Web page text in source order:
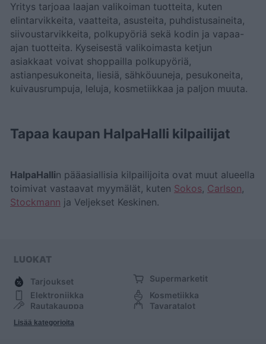
Yritys tarjoaa laajan valikoiman tuotteita, kuten
elintarvikkeita, vaatteita, asusteita, puhdistusaineita,
siivoustarvikkeita, polkupyöriä sekä kodin ja vapaa-
ajan tuotteita. Kyseisestä valikoimasta ketjun
asiakkaat voivat shoppailla polkupyöriä,
astianpesukoneita, liesiä, sähköuuneja, pesukoneita,
kuivausrumpuja, leluja, kosmetiikkaa ja paljon muuta.
Tapaa kaupan HalpaHalli kilpailijat
HalpaHallin pääasiallisia kilpailijoita ovat muut alueella
toimivat vastaavat myymälät, kuten Sokos, Carlson,
Stockmann ja Veljekset Keskinen.
LUOKAT
Tarjoukset
Supermarketit
Elektroniikka
Kosmetiikka
Rautakauppa
Tavaratalot
Urheilu
Lisää kategorioita